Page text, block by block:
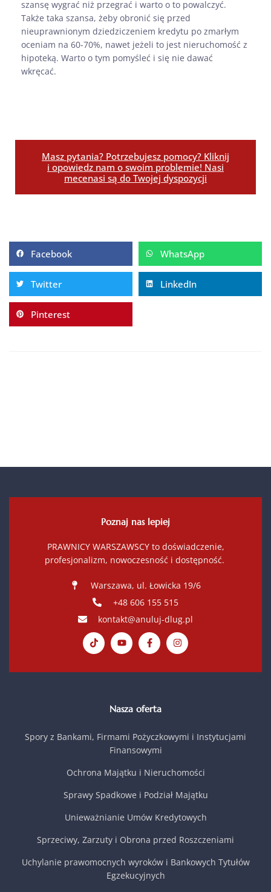
szansę wygrać niż przegrać i warto o to powalczyć.
Także taka szansa, żeby obronić się przed
nieuprawnionym dziedziczeniem kredytu po zmarłym
oceniam na 60-70%, nawet jeżeli to jest nieruchomość z
hipoteką. Warto o tym pomyśleć i się nie dawać
wkręcać.
Masz pytania? Potrzebujesz pomocy? Kliknij
i opowiedz nam o swoim problemie! Nasi
mecenasi są do Twojej dyspozycji
Facebook WhatsApp
Twitter LinkedIn
Pinterest
Poznaj nas lepiej
PRAWNICY WARSZAWSCY to doświadczenie,
profesjonalizm, nowoczesność i dostępność.
Warszawa, ul. Łowicka 19/6
+48 606 155 515
kontakt@anuluj-dlug.pl
Nasza oferta
Spory z Bankami, Firmami Pożyczkowymi i Instytucjami
Finansowymi
Ochrona Majątku i Nieruchomości
Sprawy Spadkowe i Podział Majątku
Unieważnianie Umów Kredytowych
Sprzeciwy, Zarzuty i Obrona przed Roszczeniami
Uchylanie prawomocnych wyroków i Bankowych Tytułów
Egzekucyjnych